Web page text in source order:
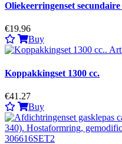
Oliekeerringenset
€19.96
Buy
Koppakkingset 1300 cc.
€41.27
Buy